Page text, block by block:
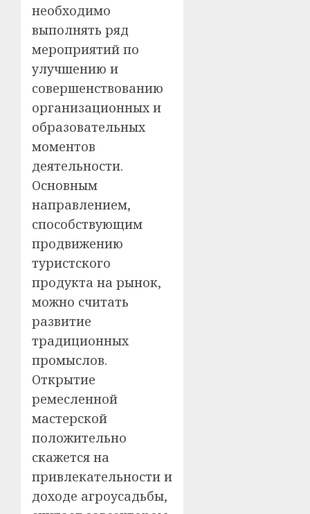
необходимо
выполнять ряд
мероприятий по
улучшению и
совершенствованию
организационных и
образовательных
моментов
деятельности.
Основным
направлением,
способствующим
продвижению
туристского
продукта на рынок,
можно считать
развитие
традиционных
промыслов.
Открытие
ремесленной
мастерской
положительно
скажется на
привлекательности и
доходе агроусадьбы,